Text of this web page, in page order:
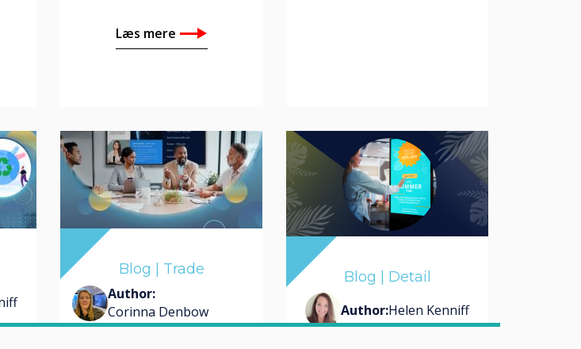
Læs mere
Blog | Trade
Author:
Corinna Denbow
Blog | Detail
Author:Helen Kenniff